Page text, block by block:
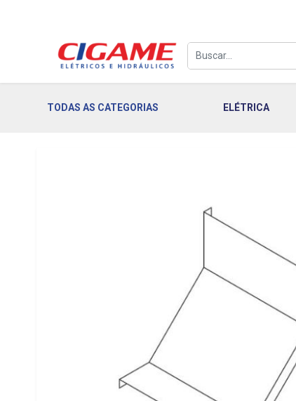
TODAS AS CATEGORIAS ELÉTRICA